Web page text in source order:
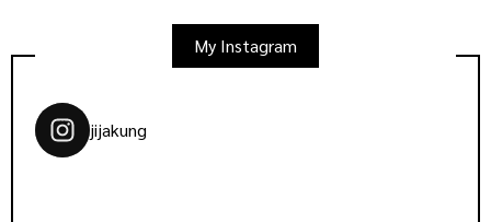
My Instagram
jijakung